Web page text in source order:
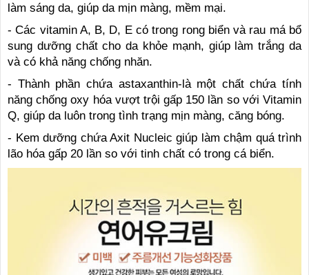
làm sáng da, giúp da mịn màng, mềm mại.
- Các vitamin A, B, D, E có trong rong biển và rau má bổ
sung dưỡng chất cho da khỏe mạnh, giúp làm trắng da
và có khả năng chống nhăn.
- Thành phần chứa astaxanthin-là một chất chứa tính
năng chống oxy hóa vượt trội gấp 150 lần so với Vitamin
Q, giúp da luôn trong tình trạng mịn màng, căng bóng.
- Kem dưỡng chứa Axit Nucleic giúp làm chậm quá trình
lão hóa gấp 20 lần so với tinh chất có trong cá biển.